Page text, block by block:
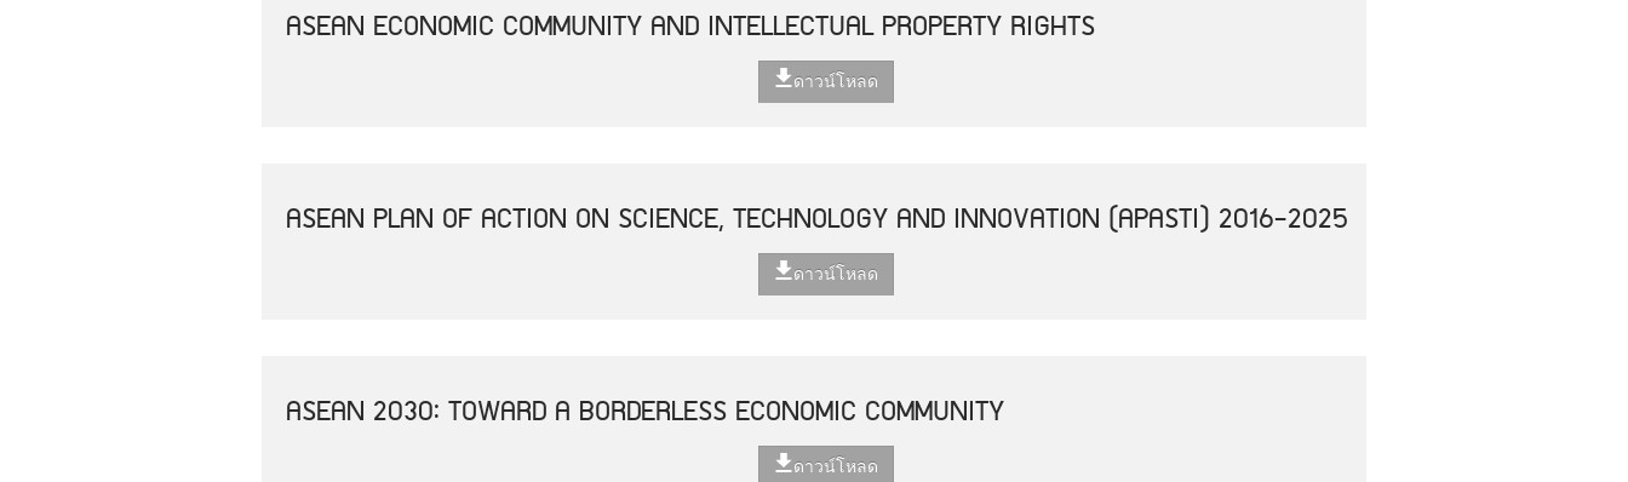
ASEAN ECONOMIC COMMUNITY AND INTELLECTUAL PROPERTY RIGHTS
ดาวน์โหลด
ASEAN PLAN OF ACTION ON SCIENCE, TECHNOLOGY AND INNOVATION (APASTI) 2016-2025
ดาวน์โหลด
ASEAN 2030: TOWARD A BORDERLESS ECONOMIC COMMUNITY
ดาวน์โหลด